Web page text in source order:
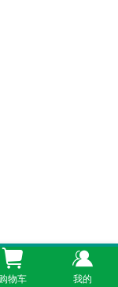
便利店或部
购物车 我的